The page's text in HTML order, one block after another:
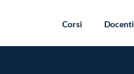
Corsi Docenti